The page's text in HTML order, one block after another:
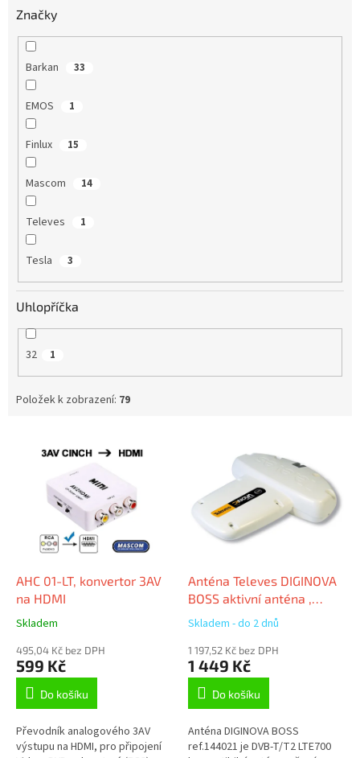
Značky
Barkan 33
EMOS 1
Finlux 15
Mascom 14
Televes 1
Tesla 3
Uhlopříčka
32 1
Položek k zobrazení: 79
AHC 01-LT, konvertor 3AV
na HDMI
Skladem
495,04 Kč bez DPH
599 Kč
Do košíku
Převodník analogového 3AV
výstupu na HDMI, pro připojení
Anténa Televes DIGINOVA
BOSS aktivní anténa ,
pásmo UHF/ BIII/ FM, LTE
Skladem - do 2 dnů
1 197,52 Kč bez DPH
1 449 Kč
Do košíku
Anténa DIGINOVA BOSS
ref.144021 je DVB-T/T2 LTE700